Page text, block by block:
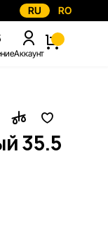
RU RO
Аккаунт
35.5